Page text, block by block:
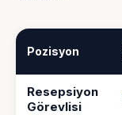
Pozisyon
Resepsiyon
Görevlisi